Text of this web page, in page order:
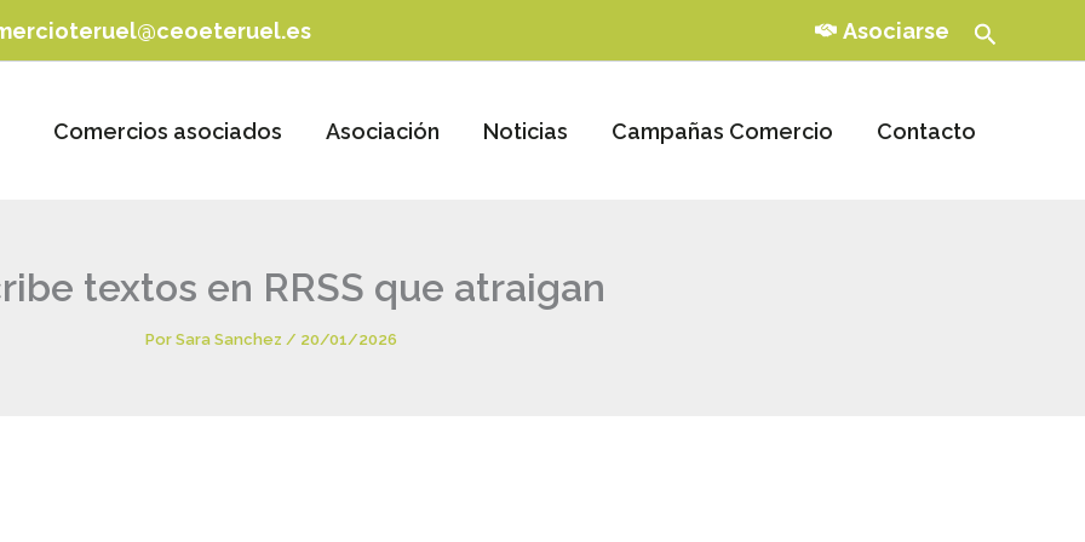
Asociarse Buscar
Comercios asociados Asociación Noticias Campañas Comercio Contacto
textos en RRSS que atraigan
Por Sara Sanchez / 20/01/2026